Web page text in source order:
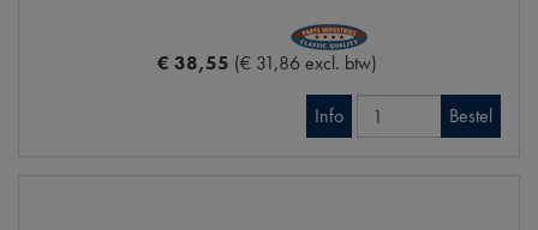
€ 38,55 (€ 31,86 excl. btw)
Info Bestel